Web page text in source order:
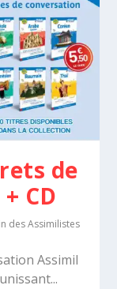
de
CD
des Assimilistes
Assimil